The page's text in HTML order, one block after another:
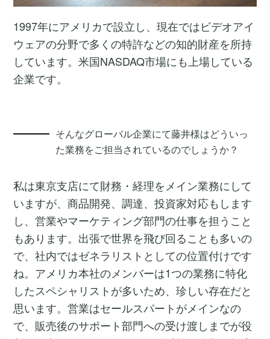
1997年にアメリカで設立し、現在ではビデオアイ
ウェアの分野で多くの特許などの知的財産を所持
しています。米国NASDAQ市場にも上場している
企業です。
そんなグローバル企業にて藤井様はどういっ
た業務をご担当されているのでしょうか？
私は東京支店にて財務・経理をメイン業務にして
いますが、商品開発、調達、投資家対応もします
し、営業やマーケティング部門の仕事を担うこと
もあります。出張で世界を飛び回ることも多いの
で、社内ではゼネラリストとしての位置付けです
ね。アメリカ本社のメンバーは1つの業務に特化
したスペシャリストが多いため、珍しい存在だと
思います。営業はセールスパートがメインなの
で、販売後のサポート部門への受け渡しまでが役